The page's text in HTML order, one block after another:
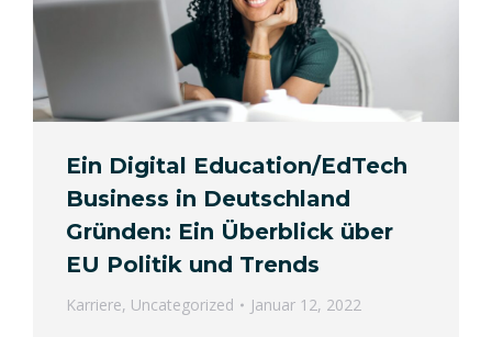
Ein Digital Education/EdTech
Business in Deutschland
Gründen: Ein Überblick über
EU Politik und Trends
Karriere, Uncategorized
Januar 12, 2022